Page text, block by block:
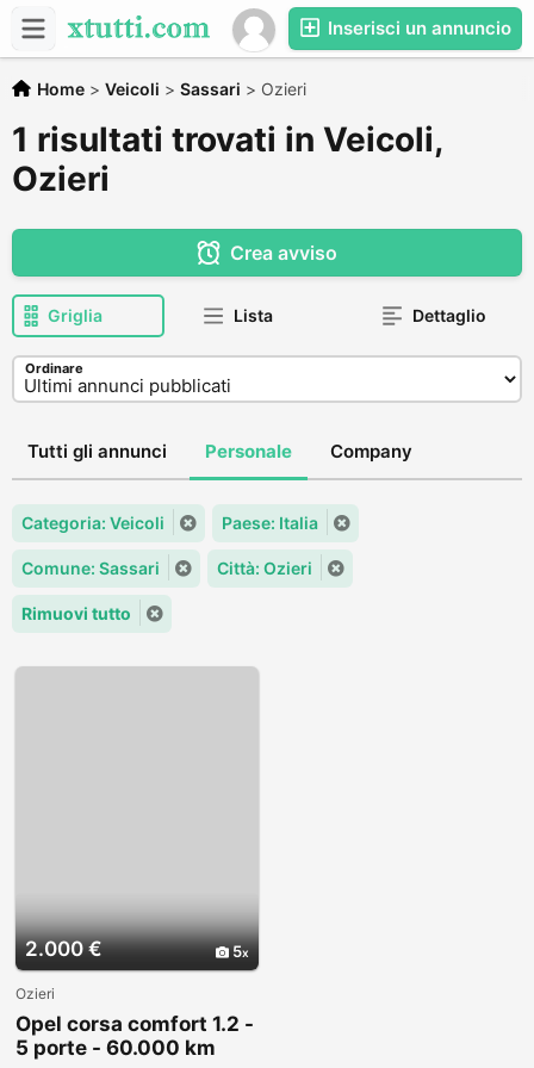
Inserisci un annuncio
Home > Veicoli > Sassari > Ozieri
1 risultati trovati in Veicoli,
Ozieri
Crea avviso
Griglia Lista Dettaglio
Ordinare
Tutti gli annunci Personale Company
Categoria: Veicoli Paese: Italia
Comune: Sassari Città: Ozieri
Rimuovi tutto
2.000 € 5
Ozieri
Opel corsa comfort 1.2 -
5 porte - 60.000 km